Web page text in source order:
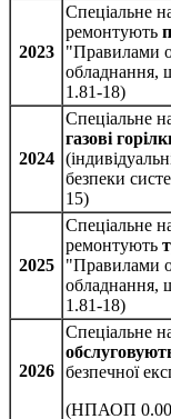
2023
Спеціальне
ремонтують
"Правилами
1.81-18)
2024
Спеціальне
газові
безпеки
15)
2025
Спеціальне
ремонтують
"Правилами
1.81-18)
2026
Спеціальне
безпечної
(НПАОП